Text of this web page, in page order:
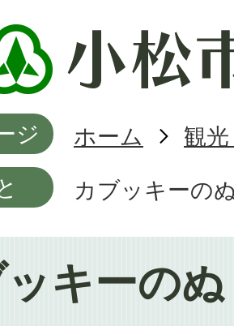
ジ ホーム
観
カブッキーの
キーの